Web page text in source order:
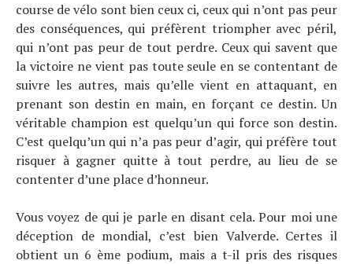
course de vélo sont bien ceux ci, ceux qui n’ont pas peur
des conséquences, qui préfèrent triompher avec péril,
qui n’ont pas peur de tout perdre. Ceux qui savent que
la victoire ne vient pas toute seule en se contentant de
suivre les autres, mais qu’elle vient en attaquant, en
prenant son destin en main, en forçant ce destin. Un
véritable champion est quelqu’un qui force son destin.
C’est quelqu’un qui n’a pas peur d’agir, qui préfère tout
risquer à gagner quitte à tout perdre, au lieu de se
contenter d’une place d’honneur.
Vous voyez de qui je parle en disant cela. Pour moi une
déception de mondial, c’est bien Valverde. Certes il
obtient un 6 ème podium, mais a t-il pris des risques